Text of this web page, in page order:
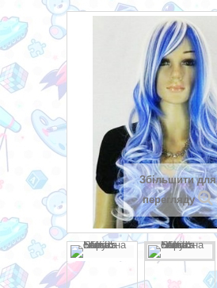
Збільшити для
перегляду